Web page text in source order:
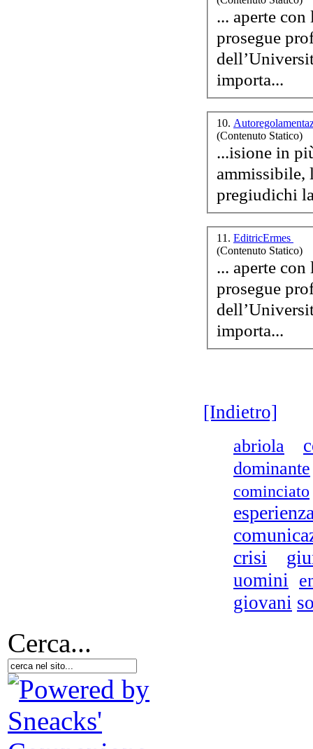
... aperte
prosegue
dell’Università
importa...
10.
(Contenuto Statico)
...isione in
11. EditricErmes
(Contenuto Statico)
... aperte
prosegue
dell’Università
importa...
[Indietro]
abriola
dominante
cominciato
crisi
uomini
giovani
Cerca...